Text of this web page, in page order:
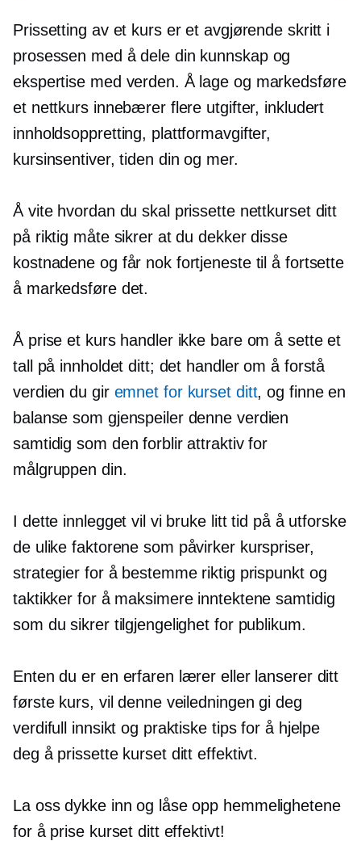
Prissetting av et kurs er et avgjørende skritt i
prosessen med å dele din kunnskap og
ekspertise med verden. Å lage og markedsføre
et nettkurs innebærer flere utgifter, inkludert
innholdsoppretting, plattformavgifter,
kursinsentiver, tiden din og mer.
Å vite hvordan du skal prissette nettkurset ditt
på riktig måte sikrer at du dekker disse
kostnadene og får nok fortjeneste til å fortsette
å markedsføre det.
Å prise et kurs handler ikke bare om å sette et
tall på innholdet ditt; det handler om å forstå
verdien du gir emnet for kurset ditt, og finne en
balanse som gjenspeiler denne verdien
samtidig som den forblir attraktiv for
målgruppen din.
I dette innlegget vil vi bruke litt tid på å utforske
de ulike faktorene som påvirker kurspriser,
strategier for å bestemme riktig prispunkt og
taktikker for å maksimere inntektene samtidig
som du sikrer tilgjengelighet for publikum.
Enten du er en erfaren lærer eller lanserer ditt
første kurs, vil denne veiledningen gi deg
verdifull innsikt og praktiske tips for å hjelpe
deg å prissette kurset ditt effektivt.
La oss dykke inn og låse opp hemmelighetene
for å prise kurset ditt effektivt!